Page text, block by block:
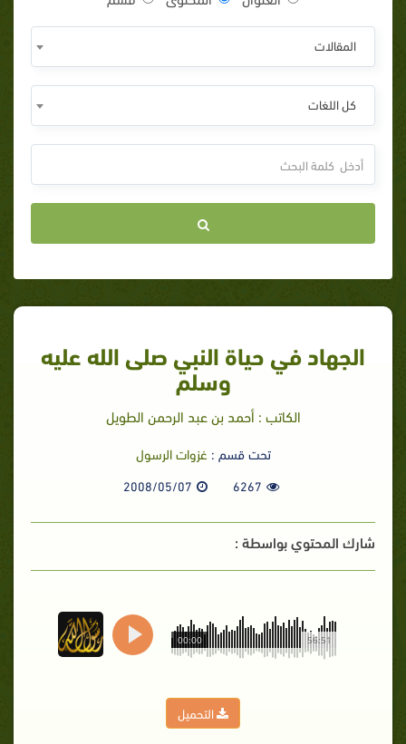
المقالات
كل اللغات
الجهاد في حياة النبي صلى الله عليه
وسلم
الكاتب : أحمد بن عبد الرحمن الطويل
تحت قسم : غزوات الرسول
6267
2008/05/07
شارك المحتوي بواسطة :
56:51
00:00
التحميل